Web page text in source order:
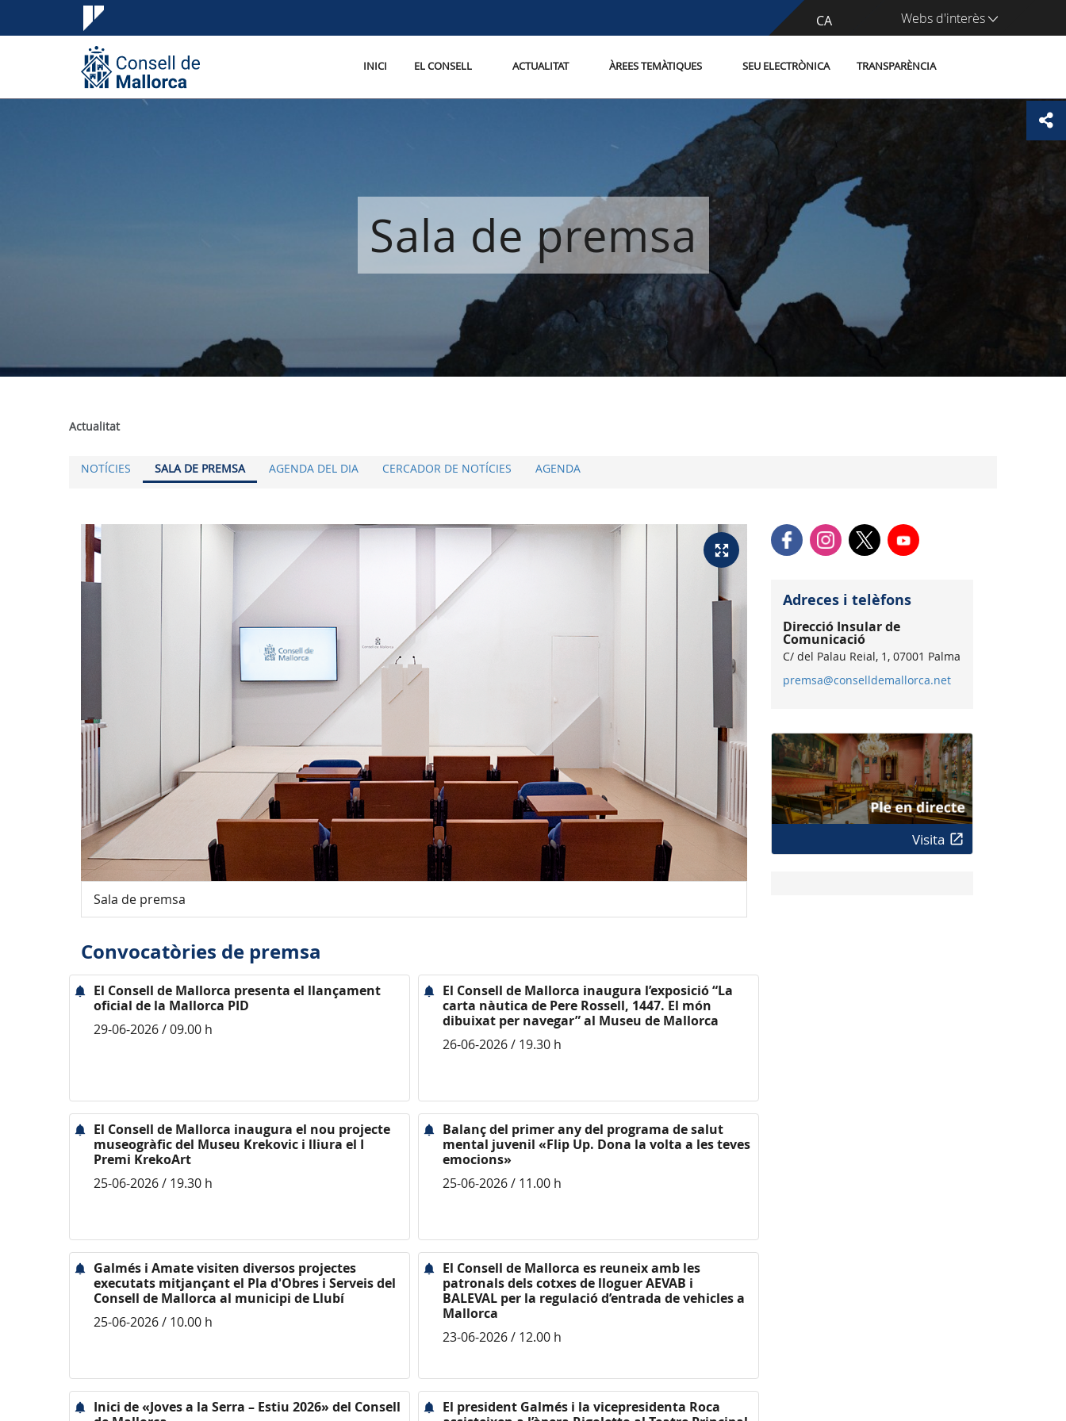
CA
ES Webs d'interès
INICI EL CONSELL ACTUALITAT ÀREES TEMÀTIQUES SEU ELECTRÒNICA TRANSPARÈNCIA
Sala de premsa
Actualitat
NOTÍCIES SALA DE PREMSA AGENDA DEL DIA CERCADOR DE NOTÍCIES AGENDA
Sala de premsa
Convocatòries de premsa
El Consell de Mallorca presenta el llançament
oficial de la Mallorca PID
29-06-2026 / 09.00 h
El Consell de Mallorca inaugura l’exposició “La
carta nàutica de Pere Rossell, 1447. El món
dibuixat per navegar” al Museu de Mallorca
26-06-2026 / 19.30 h
El Consell de Mallorca inaugura el nou projecte
museogràfic del Museu Krekovic i lliura el I
Premi KrekoArt
25-06-2026 / 19.30 h
Balanç del primer any del programa de salut
mental juvenil «Flip Up. Dona la volta a les teves
emocions»
25-06-2026 / 11.00 h
Galmés i Amate visiten diversos projectes
executats mitjançant el Pla d'Obres i Serveis del
Consell de Mallorca al municipi de Llubí
25-06-2026 / 10.00 h
El Consell de Mallorca es reuneix amb les
patronals dels cotxes de lloguer AEVAB i
BALEVAL per la regulació d’entrada de vehicles a
Mallorca
23-06-2026 / 12.00 h
Inici de «Joves a la Serra – Estiu 2026» del Consell
El president Galmés i la vicepresidenta Roca
Adreces i telèfons
Direcció Insular de
Comunicació
C/ del Palau Reial, 1, 07001 Palma
premsa@conselldemallorca.net
Visita